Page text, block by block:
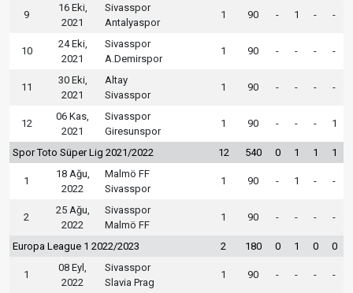
9
16 Eki,
2021
Sivasspor
Antalyaspor
1 90 - 1 - -
10
24 Eki,
2021
Sivasspor
A.Demirspor
1 90 - - - -
11
30 Eki,
2021
Altay
Sivasspor
1 90 - - - -
12
06 Kas,
2021
Sivasspor
Giresunspor
1 90 - - - 1
Spor Toto Süper Lig 2021/2022 12 540 0 1 1 1
1
18 Ağu,
2022
Malmö FF
Sivasspor
1 90 - 1 - -
2
25 Ağu,
2022
Sivasspor
Malmö FF
1 90 - - - -
Europa League 1 2022/2023 2 180 0 1 0 0
1
08 Eyl,
2022
Sivasspor
Slavia Prag
1 90 - - - -